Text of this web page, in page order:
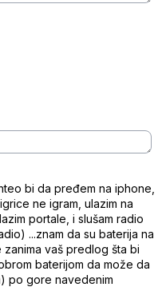
bi da pređem na iphone,
ne igram, ulazim na
portale, i slušam radio
...znam da su baterija na
vaš predlog šta bi
baterijom da može da
po gore navedenim